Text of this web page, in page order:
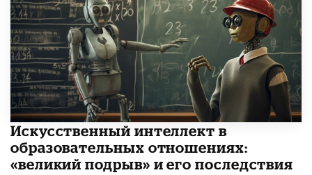
​Искусственный интеллект в
образовательных отношениях:
«великий подрыв» и его последствия